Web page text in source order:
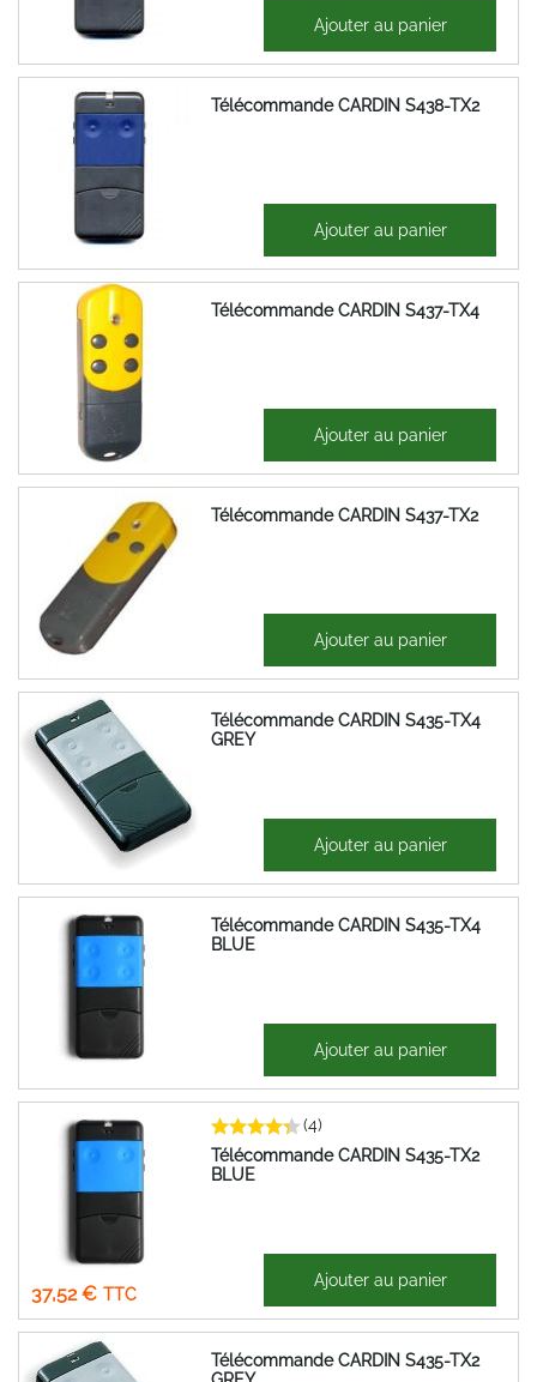
51,43 €
Ajouter au panier
Télécommande CARDIN S438-TX2
46,08 €
Ajouter au panier
Télécommande CARDIN S437-TX4
42,15 €
35,12 € Ajouter au panier
Télécommande CARDIN S437-TX2
42,15 €
35,12 € Ajouter au panier
Télécommande CARDIN S435-TX4
GREY
46,23 € Ajouter au panier
Télécommande CARDIN S435-TX4
BLUE
55,48 €
Ajouter au panier
Télécommande CARDIN S435-TX2
BLUE
(4)
37,52 €
31,27 € Ajouter au panier
Télécommande CARDIN S435-TX2